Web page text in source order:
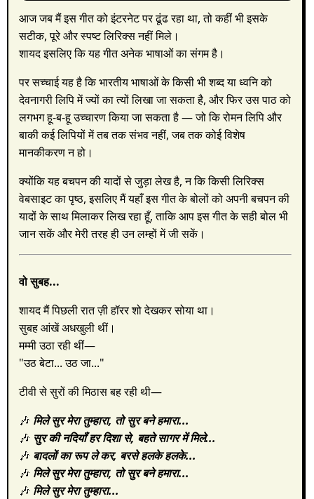
आज जब मैं इस गीत को इंटरनेट पर ढूंढ रहा था, तो कहीं भी इसके
सटीक, पूरे और स्पष्ट लिरिक्स नहीं मिले।
शायद इसलिए कि यह गीत अनेक भाषाओं का संगम है।
पर सच्चाई यह है कि भारतीय भाषाओं के किसी भी शब्द या ध्वनि को
देवनागरी लिपि में ज्यों का त्यों लिखा जा सकता है, और फिर उस पाठ को
लगभग हू-ब-हू उच्चारण किया जा सकता है — जो कि रोमन लिपि और
बाकी कई लिपियों में तब तक संभव नहीं, जब तक कोई विशेष
मानकीकरण न हो।
क्योंकि यह बचपन की यादों से जुड़ा लेख है, न कि किसी लिरिक्स
वेबसाइट का पृष्ठ, इसलिए मैं यहाँ इस गीत के बोलों को अपनी बचपन की
यादों के साथ मिलाकर लिख रहा हूँ, ताकि आप इस गीत के सही बोल भी
जान सकें और मेरी तरह ही उन लम्हों में जी सकें।
वो सुबह...
शायद मैं पिछली रात ज़ी हॉरर शो देखकर सोया था।
सुबह आंखें अधखुली थीं।
मम्मी उठा रही थीं—
"उठ बेटा... उठ जा..."
टीवी से सुरों की मिठास बह रही थी—
🎶 मिले सुर मेरा तुम्हारा, तो सुर बने हमारा...
🎶 सुर की नदियॉं हर दिशा से, बहते सागर में मिले...
🎶 बादलों का रूप ले कर, बरसे हलके हलके...
🎶 मिले सुर मेरा तुम्हारा, तो सुर बने हमारा...
🎶 मिले सुर मेरा तुम्हारा...